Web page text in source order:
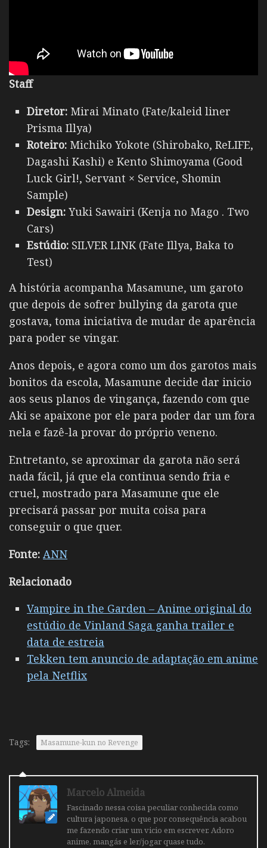
Staff
Diretor: Mirai Minato (Fate/kaleid liner
Prisma Illya)
Roteiro: Michiko Yokote (Shirobako, ReLIFE,
Dagashi Kashi) e Kento Shimoyama (Good
Luck Girl!, Servant × Service, Shomin
Sample)
Design: Yuki Sawairi (Kenja no Mago . Two
Cars)
Estúdio: SILVER LINK (Fate Illya, Baka to
Test)
A história acompanha Masamune, um garoto
que depois de sofrer bullying da garota que
gostava, toma iniciativa de mudar de aparência
para poder se vingar.
Anos depois, e agora como um dos garotos mais
bonitos da escola, Masamune decide dar inicio
aos seus planos de vingança, fazendo com que
Aki se apaixone por ele para poder dar um fora
nela e fazê-la provar do próprio veneno.
Entretanto, se aproximar da garota não será
nada fácil, já que ela continua sendo fria e
cruel, mostrado para Masamune que ele
precisará passar por muita coisa para
conseguir o que quer.
Fonte: ANN
Relacionado
Vampire in the Garden – Anime original do
estúdio de Vinland Saga ganha trailer e
data de estreia
Tekken tem anuncio de adaptação em anime
pela Netflix
Tags: Masamune-kun no Revenge
Marcelo Almeida
Fascinado nessa coisa peculiar conhecida como
cultura japonesa, o que por consequência acabou
me fazendo criar um vicio em escrever. Adoro
anime, mangás e ler/jogar quase tudo.